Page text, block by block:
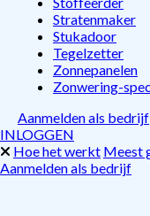
Stratenmaker
Stukadoor
Tegelzetter
Zonnepanelen
Zonwering-
Aanmelden als bedrijf
INLOGGEN
Hoe het werkt Meest
Aanmelden als bedrijf